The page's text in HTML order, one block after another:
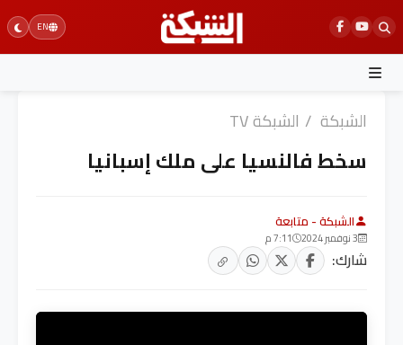
Skip
to
content
EN
الشبكة / الشبكة TV
سخط فالنسيا على ملك إسبانيا
الشبكة - متابعة
3 نوفمبر 2024 7:11 م
شارك: